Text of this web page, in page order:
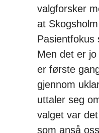
valgforsker
at
Pasientfokus
Men det er
er første
gjennom
uttaler seg
valget var
som anså